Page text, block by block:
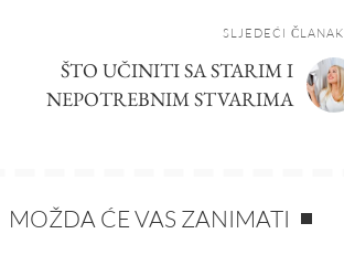
SLJEDEĆI ČLANAK
ŠTO UČINITI SA STARIM I
NEPOTREBNIM STVARIMA
MOŽDA ĆE VAS ZANIMATI